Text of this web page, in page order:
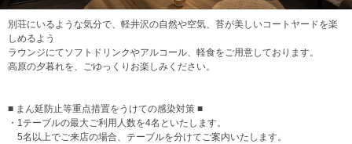
別荘にいるような気分で、軽井沢の自然や空気、苔が美しいコートヤードを楽
しめるよう
ラウンジにてソフトドリンクやアルコール、軽食をご用意しております。
高原の夕暮れを、ごゆっくりお楽しみください。
■ まん延防止等重点措置をうけての感染対策 ■
・1テーブルの最大ご利用人数を4名といたします。
5名以上でご来店の場合、テーブルを分けてご案内いたします。